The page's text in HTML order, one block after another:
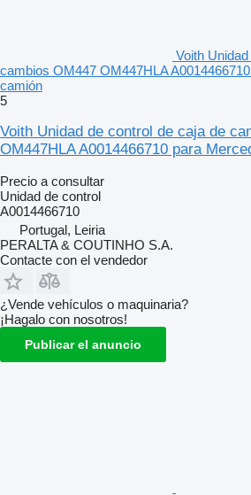
Voith
cambios OM447 OM447HLA
camión
5
Voith Unidad de control de caja de
OM447HLA A0014466710 para
Precio a consultar
Unidad de control
A0014466710
Portugal, Leiria
PERALTA & COUTINHO S.A.
Contacte con el vendedor
¿Vende vehículos o maquinaria?
¡Hagalo con nosotros!
Publicar el anuncio